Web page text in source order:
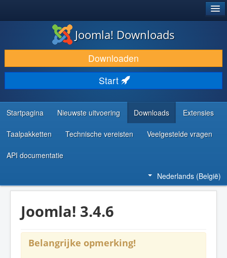
DOWNLOAD & BREID UIT
ONTDEK & LEER
COMMUNITY & ONDERSTEUNING
ONTWIKKELAARSBRONNEN
Joomla! Downloads
Downloaden
Start
Startpagina Nieuwste uitvoering Downloads Extensies
Taalpakketten Technische vereisten Veelgestelde vragen
API documentatie
Nederlands (België)
Joomla! 3.4.6
Belangrijke opmerking!